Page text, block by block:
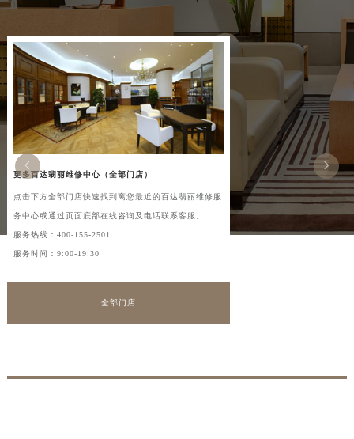
更多百达翡丽维修中心（全部门店）
点击下方全部门店快速找到离您最近的百达翡丽维修服
务中心或通过页面底部在线咨询及电话联系客服。
服务热线： 400-155-2501
服务时间：9:00-19:30
全部门店

